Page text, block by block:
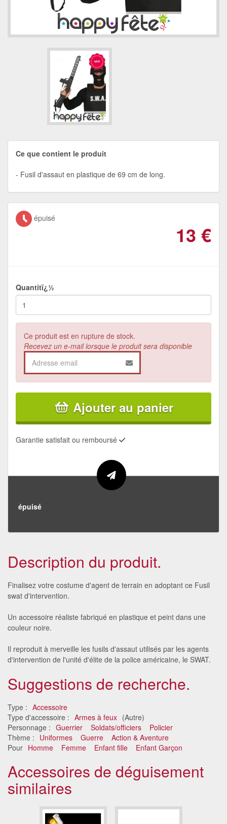
Ce que contient le produit
Fusil d'assaut en plastique de 69 cm de long.
épuisé
13 €
Quantitï¿½
Ce produit est en rupture de stock.
Recevez un e-mail lorsque le produit sera disponible
Ajouter au panier
Garantie satisfait ou remboursé
épuisé
Description du produit.
Finalisez votre costume d'agent de terrain en adoptant ce Fusil
swat d'intervention.
Un accessoire réaliste fabriqué en plastique et peint dans une
couleur noire.
Il reproduit à merveille les fusils d'assaut utilisés par les agents
d'intervention de l'unité d'élite de la police américaine, le SWAT.
Suggestions de recherche.
Type : Accessoire
Type d'accessoire : Armes à feux (Autre)
Personnage : Guerrier Soldats/officiers
Policier
Thème : Uniformes Guerre
Action & Aventure
Pour Homme Femme Enfant fille Enfant Garçon
Accessoires de déguisement
similaires